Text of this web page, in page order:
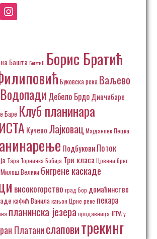
instagram
Башта Богатић Борис Братић
Буковска река Ваљево
Водопади Дебело БрдоДивчибаре
Баре Клуб планинара
Кучево Лајковац Мајданпек Пецка
ПодбуковиПоток
Тара Торничка Бобија Три класа Црвени брег
Милош Велики бигрене каскаде
високогорство град Бор домаћинство
кафић Ванилакањон Црне реке пекара
планинска језера продавница ЈЕРА у
Платанислаповитрекинг